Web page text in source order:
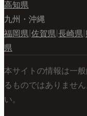
高知県
九州・沖縄
福岡県 佐賀県 長崎県
県
本サイトの情報は一
るものではありませ
い。